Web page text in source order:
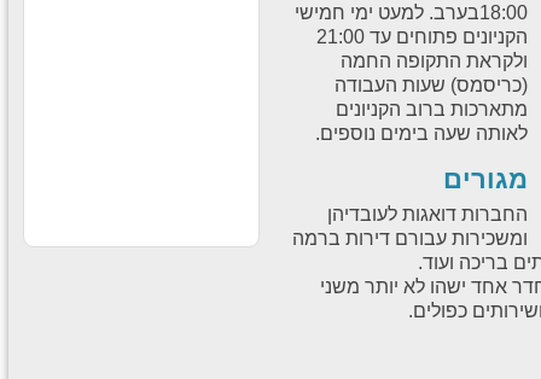
18:00בערב. למעט ימי חמישי
הקניונים פתוחים עד 21:00
ולקראת התקופה החמה
(כריסמס) שעות העבודה
מתארכות ברוב הקניונים
לאותה שעה בימים נוספים.
מגורים
החברות דואגות לעובדיהן
ומשכירות עבורם דירות ברמה
בריכה ועוד.
אחד ישהו לא יותר משני
כפולים.